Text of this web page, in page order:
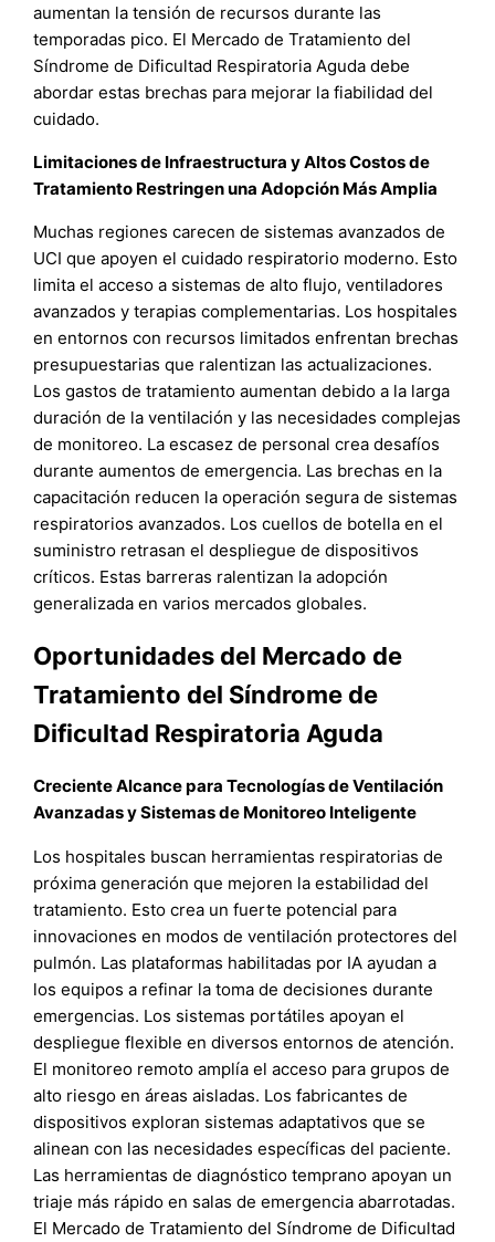
aumentan la tensión de recursos durante las
temporadas pico. El Mercado de Tratamiento del
Síndrome de Dificultad Respiratoria Aguda debe
abordar estas brechas para mejorar la fiabilidad del
cuidado.
Limitaciones de Infraestructura y Altos Costos de
Tratamiento Restringen una Adopción Más Amplia
Muchas regiones carecen de sistemas avanzados de
UCI que apoyen el cuidado respiratorio moderno. Esto
limita el acceso a sistemas de alto flujo, ventiladores
avanzados y terapias complementarias. Los hospitales
en entornos con recursos limitados enfrentan brechas
presupuestarias que ralentizan las actualizaciones.
Los gastos de tratamiento aumentan debido a la larga
duración de la ventilación y las necesidades complejas
de monitoreo. La escasez de personal crea desafíos
durante aumentos de emergencia. Las brechas en la
capacitación reducen la operación segura de sistemas
respiratorios avanzados. Los cuellos de botella en el
suministro retrasan el despliegue de dispositivos
críticos. Estas barreras ralentizan la adopción
generalizada en varios mercados globales.
Oportunidades del Mercado de
Tratamiento del Síndrome de
Dificultad Respiratoria Aguda
Creciente Alcance para Tecnologías de Ventilación
Avanzadas y Sistemas de Monitoreo Inteligente
Los hospitales buscan herramientas respiratorias de
próxima generación que mejoren la estabilidad del
tratamiento. Esto crea un fuerte potencial para
innovaciones en modos de ventilación protectores del
pulmón. Las plataformas habilitadas por IA ayudan a
los equipos a refinar la toma de decisiones durante
emergencias. Los sistemas portátiles apoyan el
despliegue flexible en diversos entornos de atención.
El monitoreo remoto amplía el acceso para grupos de
alto riesgo en áreas aisladas. Los fabricantes de
dispositivos exploran sistemas adaptativos que se
alinean con las necesidades específicas del paciente.
Las herramientas de diagnóstico temprano apoyan un
triaje más rápido en salas de emergencia abarrotadas.
El Mercado de Tratamiento del Síndrome de Dificultad